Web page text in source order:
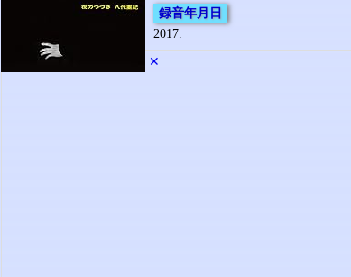
録音年月日
2017.
✕